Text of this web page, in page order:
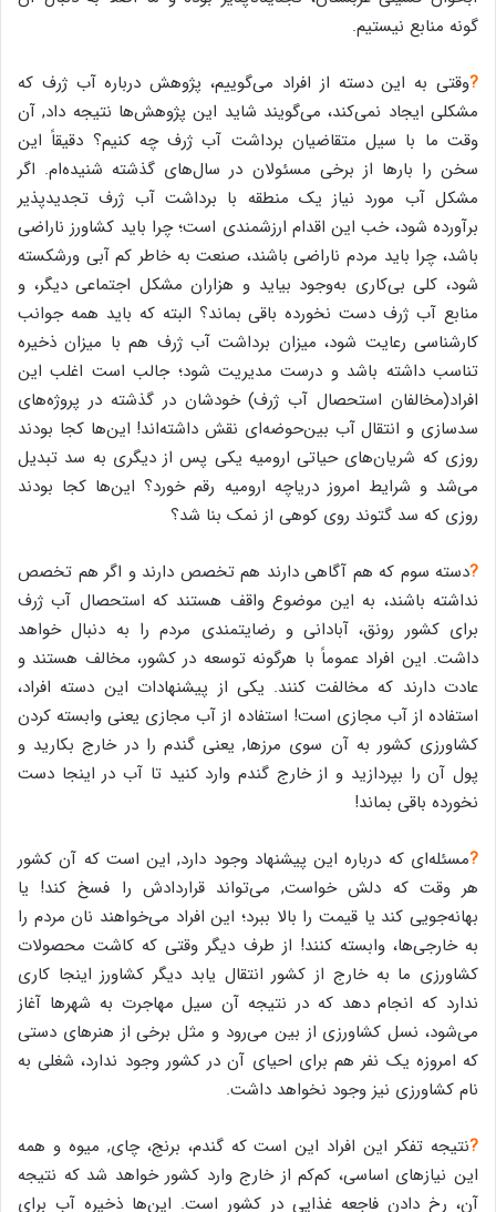
گونه منابع نیستیم.
?وقتی به این دسته از افراد می‌گوییم، پژوهش درباره آب ژرف که
مشکلی ایجاد نمی‌کند، می‌گویند شاید این پژوهش‌ها نتیجه داد, آن
وقت ما با سیل متقاضیان برداشت آب ژرف چه کنیم؟ دقیقاً این
سخن را بارها از برخی مسئولان در سال‌های گذشته شنیده‌ام. اگر
مشکل آب مورد نیاز یک منطقه با برداشت آب ژرف تجدیدپذیر
برآورده شود، خب این اقدام ارزشمندی است؛ چرا باید کشاورز ناراضی
باشد، چرا باید مردم ناراضی باشند، صنعت به خاطر کم آبی ورشکسته
شود، کلی بی‌کاری به‌وجود بیاید و هزاران مشکل اجتماعی دیگر، و
منابع آب ژرف دست نخورده باقی بماند؟ البته که باید همه جوانب
کارشناسی رعایت شود، میزان برداشت آب ژرف هم با میزان ذخیره
تناسب داشته باشد و درست مدیریت شود؛ جالب است اغلب این
افراد(مخالفان استحصال آب ژرف) خودشان در گذشته در پروژه‌های
سدسازی و انتقال آب بین‌حوضه‌ای نقش داشته‌اند! این‌ها کجا بودند
روزی که شریان‌های حیاتی ارومیه یکی پس از دیگری به سد تبدیل
می‌شد و شرایط امروز دریاچه ارومیه رقم خورد؟ این‌ها کجا بودند
روزی که سد گتوند روی کوهی از نمک بنا شد؟
?دسته سوم که هم آگاهی دارند هم تخصص دارند و اگر هم تخصص
نداشته باشند، به این موضوع واقف هستند که استحصال آب ژرف
برای کشور رونق، آبادانی و رضایتمندی مردم را به دنبال خواهد
داشت. این افراد عموماً با هرگونه توسعه در کشور، مخالف هستند و
عادت دارند که مخالفت کنند. یکی از پیشنهادات این دسته افراد،
استفاده از آب مجازی است! استفاده از آب مجازی یعنی وابسته کردن
کشاورزی کشور به آن سوی مرزها, یعنی گندم را در خارج بکارید و
پول آن را بپردازید و از خارج گندم وارد کنید تا آب در اینجا دست
نخورده باقی بماند!
?مسئله‌ای که درباره این پیشنهاد وجود دارد, این است که آن کشور
هر وقت که دلش خواست, می‌تواند قراردادش را فسخ کند! یا
بهانه‌جویی کند یا قیمت را بالا ببرد؛ این‌ افراد می‌خواهند نان مردم را
به خارجی‌ها، وابسته کنند! از طرف دیگر وقتی که کاشت محصولات
کشاورزی ما به خارج از کشور انتقال یابد دیگر کشاورز اینجا کاری
ندارد که انجام دهد که در نتیجه آن سیل مهاجرت به شهرها آغاز
می‌شود، نسل کشاورزی از بین می‌رود و مثل برخی از هنرهای دستی
که امروزه یک نفر هم برای احیای آن در کشور وجود ندارد، شغلی به
نام کشاورزی نیز وجود نخواهد داشت.
?نتیجه تفکر این افراد این است که گندم، برنج، چای, میوه و همه
این نیازهای اساسی، کم‌کم از خارج وارد کشور خواهد شد که نتیجه
آن، رخ دادن فاجعه غذایی در کشور است. این‌ها ذخیره آب برای